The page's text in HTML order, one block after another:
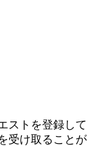
ストを登録して
受け取ることが